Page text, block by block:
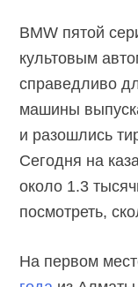
BMW пятой
культовым
справедливо
машины
и разошлись
Сегодня на
около 1.3
посмотреть,
На первом